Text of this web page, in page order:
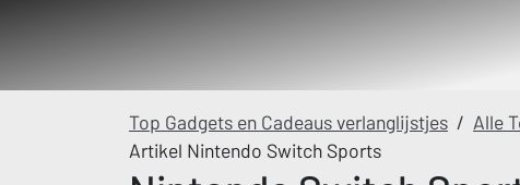
Top Gadgets en Cadeaus verlanglijstjes / Alle
Artikel Nintendo Switch Sports